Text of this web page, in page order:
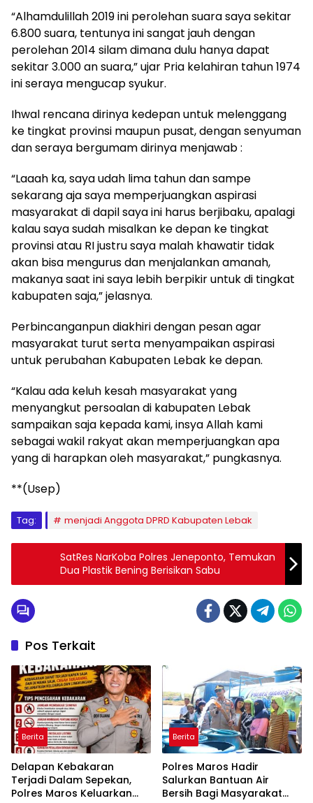
“Alhamdulillah 2019 ini perolehan suara saya sekitar
6.800 suara, tentunya ini sangat jauh dengan
perolehan 2014 silam dimana dulu hanya dapat
sekitar 3.000 an suara,” ujar Pria kelahiran tahun 1974
ini seraya mengucap syukur.
Ihwal rencana dirinya kedepan untuk melenggang
ke tingkat provinsi maupun pusat, dengan senyuman
dan seraya bergumam dirinya menjawab :
“Laaah ka, saya udah lima tahun dan sampe
sekarang aja saya memperjuangkan aspirasi
masyarakat di dapil saya ini harus berjibaku, apalagi
kalau saya sudah misalkan ke depan ke tingkat
provinsi atau RI justru saya malah khawatir tidak
akan bisa mengurus dan menjalankan amanah,
makanya saat ini saya lebih berpikir untuk di tingkat
kabupaten saja,” jelasnya.
Perbincanganpun diakhiri dengan pesan agar
masyarakat turut serta menyampaikan aspirasi
untuk perubahan Kabupaten Lebak ke depan.
“Kalau ada keluh kesah masyarakat yang
menyangkut persoalan di kabupaten Lebak
sampaikan saja kepada kami, insya Allah kami
sebagai wakil rakyat akan memperjuangkan apa
yang di harapkan oleh masyarakat,” pungkasnya.
**(Usep)
Tag: menjadi Anggota DPRD Kabupaten Lebak
SatRes NarKoba Polres Jeneponto, Temukan
Dua Plastik Bening Berisikan Sabu
Pos Terkait
Berita
Delapan Kebakaran
Terjadi Dalam Sepekan,
Polres Maros Keluarkan
Berita
Polres Maros Hadir
Salurkan Bantuan Air
Bersih Bagi Masyarakat